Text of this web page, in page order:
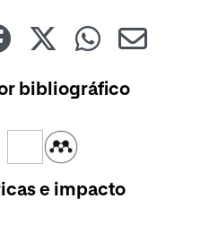
bibliográfico
e impacto